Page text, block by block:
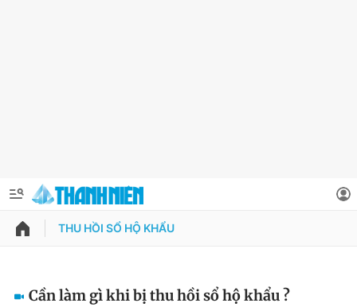
QUẢNG CÁO ĐẶT BÁO
Thông tin tài khoản
THU HỒI SỔ HỘ KHẨU
Cần làm gì khi bị thu hồi sổ hộ khẩu ?